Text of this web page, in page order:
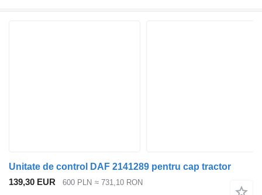
Unitate de control DAF 2141289 pentru cap tractor
139,30 EUR
600 PLN ≈ 731,10 RON